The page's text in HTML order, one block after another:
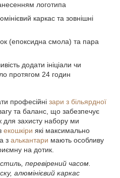
логотипа
каркас та зовнішні
(епоксидна смола) та пара
додати ініціали чи
протягом 24 годин
професійні зари з більярдної
та баланс, що забезпечує
для захисту набору ми
екошкіри які максимально
з алькантари мають особливу
на дотик.
перевірений часом.
алюмінієвий каркас